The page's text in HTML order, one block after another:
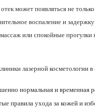
может появляться не
воспаление и
или спокойные
лазерной косметологии
нормальная и временная
правила ухода за кожей и